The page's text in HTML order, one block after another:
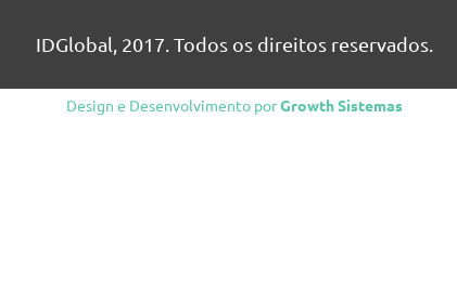
IDGlobal, 2017. Todos os direitos reservados.
Design e Desenvolvimento porGrowth Sistemas